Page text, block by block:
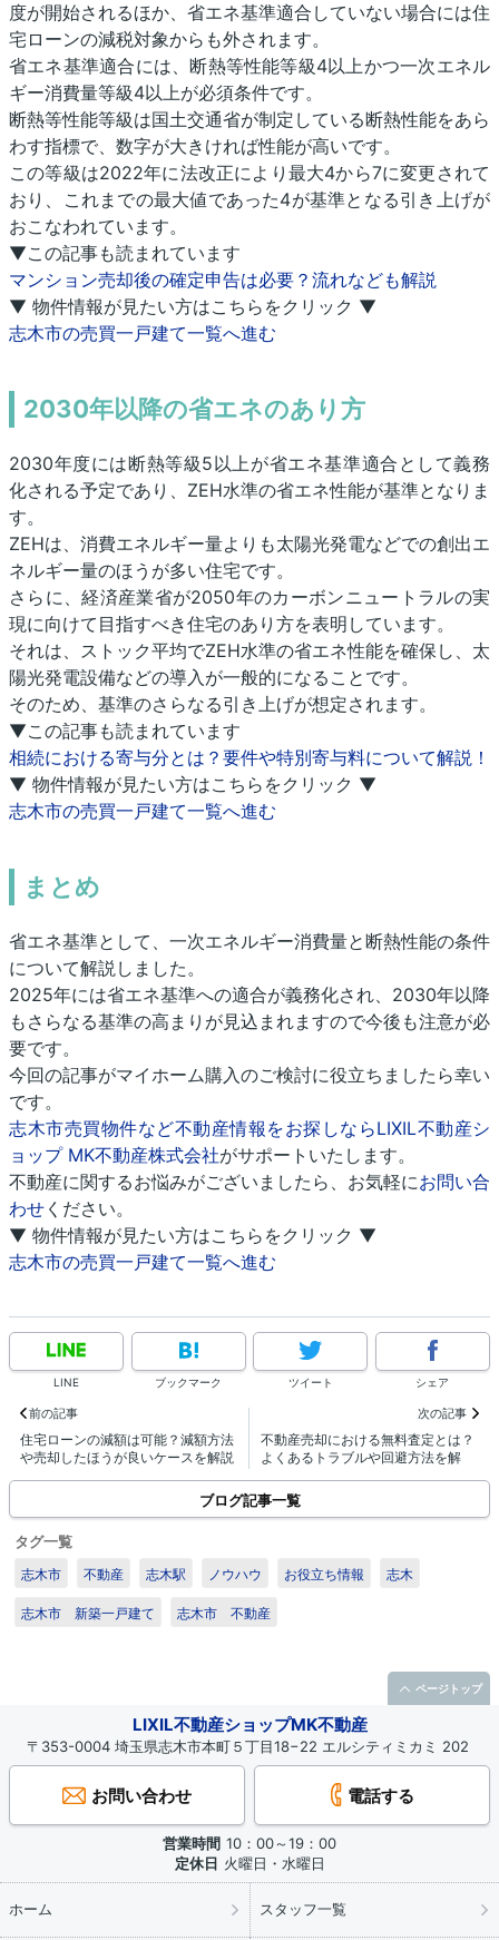
度が開始されるほか、省エネ基準適合していない場合には住
宅ローンの減税対象からも外されます。
省エネ基準適合には、断熱等性能等級4以上かつ一次エネル
ギー消費量等級4以上が必須条件です。
断熱等性能等級は国土交通省が制定している断熱性能をあら
わす指標で、数字が大きければ性能が高いです。
この等級は2022年に法改正により最大4から7に変更されて
おり、これまでの最大値であった4が基準となる引き上げが
おこなわれています。
▼この記事も読まれています
マンション売却後の確定申告は必要？流れなども解説
▼ 物件情報が見たい方はこちらをクリック ▼
志木市の売買一戸建て一覧へ進む
2030年以降の省エネのあり方
2030年度には断熱等級5以上が省エネ基準適合として義務
化される予定であり、ZEH水準の省エネ性能が基準となりま
す。
ZEHは、消費エネルギー量よりも太陽光発電などでの創出エ
ネルギー量のほうが多い住宅です。
さらに、経済産業省が2050年のカーボンニュートラルの実
現に向けて目指すべき住宅のあり方を表明しています。
それは、ストック平均でZEH水準の省エネ性能を確保し、太
陽光発電設備などの導入が一般的になることです。
そのため、基準のさらなる引き上げが想定されます。
▼この記事も読まれています
相続における寄与分とは？要件や特別寄与料について解説！
▼ 物件情報が見たい方はこちらをクリック ▼
志木市の売買一戸建て一覧へ進む
まとめ
省エネ基準として、一次エネルギー消費量と断熱性能の条件
について解説しました。
2025年には省エネ基準への適合が義務化され、2030年以降
もさらなる基準の高まりが見込まれますので今後も注意が必
要です。
今回の記事がマイホーム購入のご検討に役立ちましたら幸い
です。
志木市売買物件など不動産情報をお探しならLIXIL不動産シ
ョップ MK不動産株式会社がサポートいたします。
不動産に関するお悩みがございましたら、お気軽にお問い合
わせ ください。
▼ 物件情報が見たい方はこちらをクリック ▼
志木市の売買一戸建て一覧へ進む
LINE ブックマーク ツイート シェア
前の記事
住宅ローンの減額は可能？減額方法
や売却したほうが良いケースを解説
次の記事
不動産売却における無料査定とは？
よくあるトラブルや回避方法を解
ブログ記事一覧
タグ一覧
志木市 不動産 志木駅 ノウハウ お役立ち情報 志木
志木市 新築一戸建て 志木市 不動産
LIXIL不動産ショップMK不動産
〒353-0004 埼玉県志木市本町５丁目18−22 エルシティミカミ 202
お問い合わせ 電話する
営業時間 10：00～19：00
定休日 火曜日・水曜日
ホーム スタッフ一覧
ページトップ